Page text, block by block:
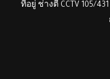
ที่อยู่ ช่างตี๋ CCTV 105/